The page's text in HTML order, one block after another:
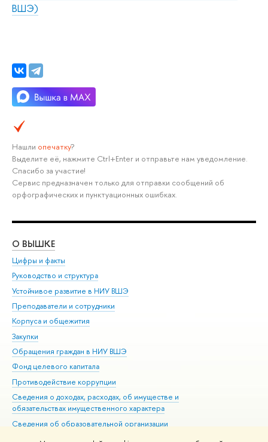
ВШЭ)
Нашли опечатку?
Выделите её, нажмите Ctrl+Enter и отправьте нам уведомление.
Спасибо за участие!
Сервис предназначен только для отправки сообщений об
орфографических и пунктуационных ошибках.
О ВЫШКЕ
Цифры и факты
Руководство и структура
Устойчивое развитие в НИУ ВШЭ
Преподаватели и сотрудники
Корпуса и общежития
Закупки
Обращения граждан в НИУ ВШЭ
Фонд целевого капитала
Противодействие коррупции
Сведения о доходах, расходах, об имуществе и
обязательствах имущественного характера
Сведения об образовательной организации
Людям с ограниченными возможностями здоровья